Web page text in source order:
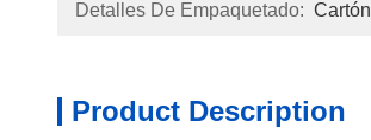
Detalles De Empaquetado: Cartón
Product Description